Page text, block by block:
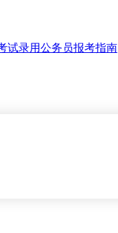
试录用公务员报考指南